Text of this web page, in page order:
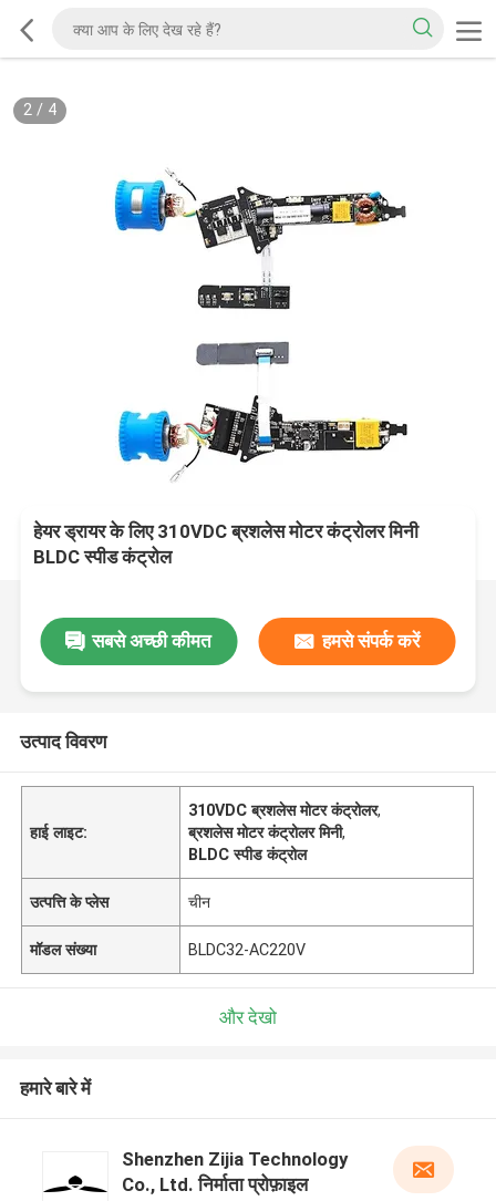
2/ 4
हेयर ड्रायर के लिए 310VDC ब्रशलेस मोटर कंट्रोलर मिनी
BLDC स्पीड कंट्रोल
सबसे अच्छी कीमत हमसे संपर्क करें
उत्पाद विवरण
हाई लाइट:
310VDC ब्रशलेस मोटर कंट्रोलर,
ब्रशलेस मोटर कंट्रोलर मिनी,
BLDC स्पीड कंट्रोल
उत्पत्ति के प्लेस चीन
मॉडल संख्या BLDC32-AC220V
और देखो
हमारे बारे में
Shenzhen Zijia Technology
Co., Ltd. निर्माता प्रोफ़ाइल